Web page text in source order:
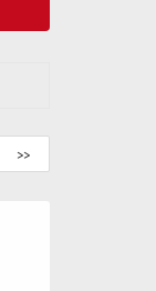
>>